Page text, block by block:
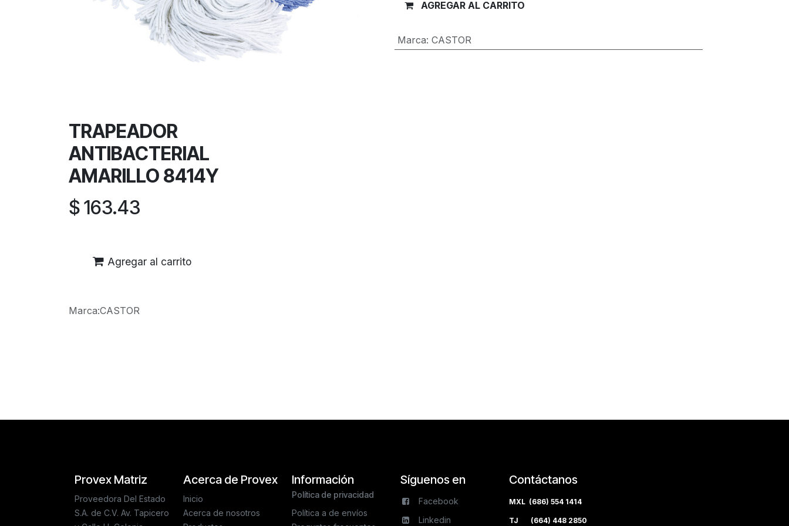
AGREGAR AL CARRITO
Marca: CASTOR
TRAPEADOR
ANTIBACTERIAL
AMARILLO 8414Y
$163.43
Agregar al carrito
Marca:CASTOR
Acerca de Provex
Inicio
Acerca de nosotros
Síguenos en
Facebook
Linkedin
Provex Matriz
Proveedora Del Estado
S.A. de C.V. Av. Tapicero
Información
Política de privacidad
Política a de envíos
Contáctanos
MXL (686) 554 1414
TJ (664) 448 2850